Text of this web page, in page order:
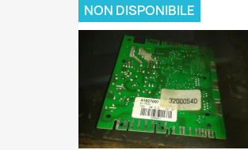
NON DISPONIBILE